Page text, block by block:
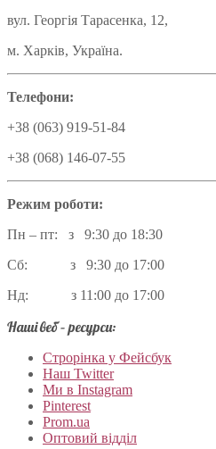
вул. Георгія Тарасенка, 12,
м. Харків, Україна.
Телефони:
+38 (063) 919-51-84
+38 (068) 146-07-55
Режим роботи:
Пн – пт: з 9:30 до 18:30
Сб: з 9:30 до 17:00
Нд: з 11:00 до 17:00
Наші веб – ресурси:
Строрінка у Фейсбук
Наш Twitter
Ми в Instagram
Pinterest
Prom.ua
Оптовий відділ